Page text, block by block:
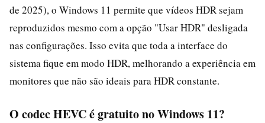
de 2025), o Windows 11 permite que vídeos HDR sejam
reproduzidos mesmo com a opção "Usar HDR" desligada
nas configurações. Isso evita que toda a interface do
sistema fique em modo HDR, melhorando a experiência em
monitores que não são ideais para HDR constante.
O codec HEVC é gratuito no Windows 11?